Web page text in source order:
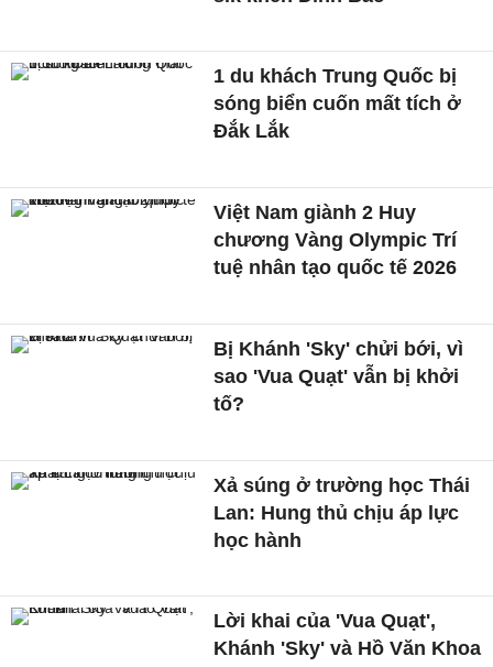
1 du khách Trung Quốc bị
sóng biển cuốn mất tích ở
Đắk Lắk
Việt Nam giành 2 Huy
chương Vàng Olympic Trí
tuệ nhân tạo quốc tế 2026
Bị Khánh 'Sky' chửi bới, vì
sao 'Vua Quạt' vẫn bị khởi
tố?
Xả súng ở trường học Thái
Lan: Hung thủ chịu áp lực
học hành
Lời khai của 'Vua Quạt',
Khánh 'Sky' và Hồ Văn Khoa